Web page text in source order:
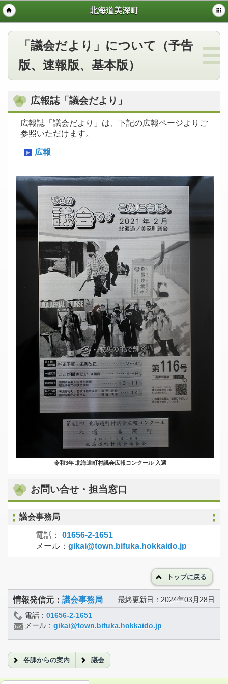
北海道美深町
「議会だより」について（予告
版、速報版、基本版）
広報誌「議会だより」
広報誌「議会だより」は、下記の広報ページよりご
参照いただけます。
広報
令和3年 北海道町村議会広報コンクール 入選
お問い合せ・担当窓口
議会事務局
電話： 01656-2-1651
メール： gikai@town.bifuka.hokkaido.jp
トップに戻る
最終更新日：2024年03月28日
情報発信元： 議会事務局
電話： 01656-2-1651
メール： gikai@town.bifuka.hokkaido.jp
各課からの案内 議会